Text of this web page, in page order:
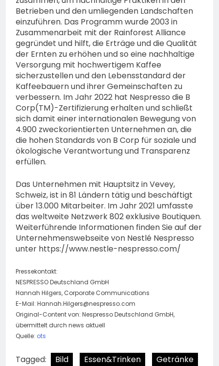
Betrieben und den umliegenden Landschaften
einzuführen. Das Programm wurde 2003 in
Zusammenarbeit mit der Rainforest Alliance
gegründet und hilft, die Erträge und die Qualität
der Ernten zu erhöhen und so eine nachhaltige
Versorgung mit hochwertigem Kaffee
sicherzustellen und den Lebensstandard der
Kaffeebauern und ihrer Gemeinschaften zu
verbessern. Im Jahr 2022 hat Nespresso die B
Corp(TM)-Zertifizierung erhalten und schließt
sich damit einer internationalen Bewegung von
4.900 zweckorientierten Unternehmen an, die
die hohen Standards von B Corp für soziale und
ökologische Verantwortung und Transparenz
erfüllen.
Das Unternehmen mit Hauptsitz in Vevey,
Schweiz, ist in 81 Ländern tätig und beschäftigt
über 13.000 Mitarbeiter. Im Jahr 2021 umfasste
das weltweite Netzwerk 802 exklusive Boutiquen.
Weiterführende Informationen finden Sie auf der
Unternehmenswebseite von Nestlé Nespresso
unter https://www.nestle-nespresso.com/
Pressekontakt:
NESPRESSO Deutschland GmbH
Hannah Hilgers, Corporate Communications
E-Mail: Hannah.Hilgers@nespresso.com
Original-Content von: Nespresso Deutschland GmbH,
übermittelt durch news aktuell
Quelle: ots
Tagged: Bild Essen&Trinken
Getränke